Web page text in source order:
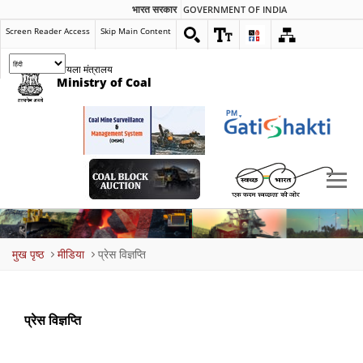
भारत सरकार GOVERNMENT OF INDIA
Screen Reader Access Skip Main Content
कोयला मंत्रालय
Ministry of Coal
Breadcrumb
मुख पृष्ठ मीडिया प्रेस विज्ञप्ति
प्रेस विज्ञप्ति